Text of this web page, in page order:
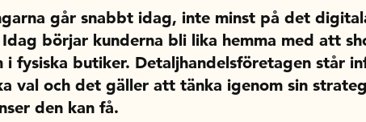
går snabbt idag, inte minst på det
börjar kunderna bli lika hemma med att
i fysiska butiker. Detaljhandelsföretagen står
val och det gäller att tänka igenom sin
den kan få.